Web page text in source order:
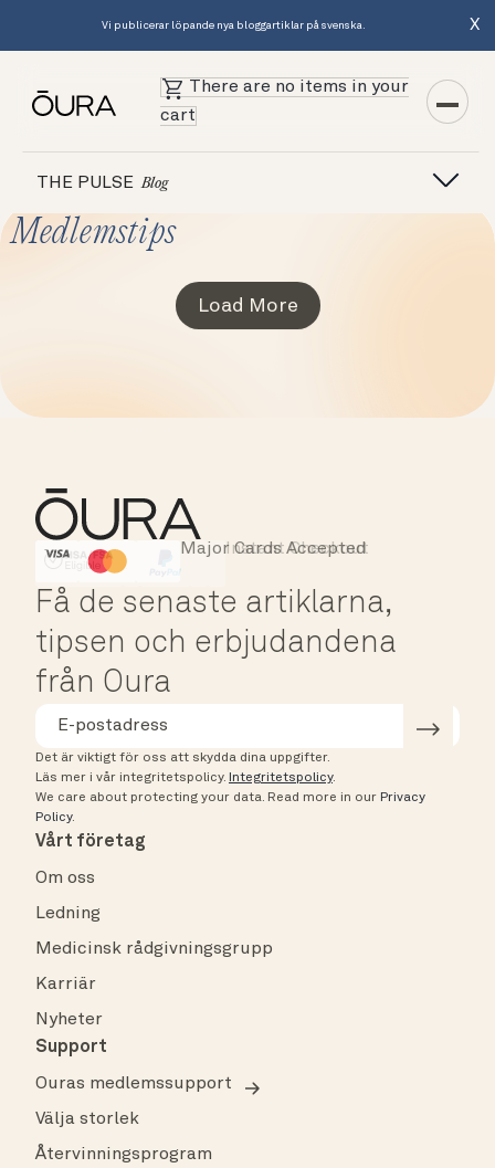
Vi publicerar löpande nya bloggartiklar på svenska. X
There are no items in your
cart
THE PULSE Blog
Medlemstips
Load More
HSA/FSA Eligible
Instant Checkout
Major Cards Accepted
Få de senaste artiklarna,
tipsen och erbjudandena
från Oura
Det är viktigt för oss att skydda dina uppgifter.
Läs mer i vår integritetspolicy. Integritetspolicy.
We care about protecting your data. Read more in our Privacy
Policy.
Vårt företag
Om oss
Ledning
Medicinsk rådgivningsgrupp
Karriär
Nyheter
Support
Ouras medlemssupport
Välja storlek
Återvinningsprogram